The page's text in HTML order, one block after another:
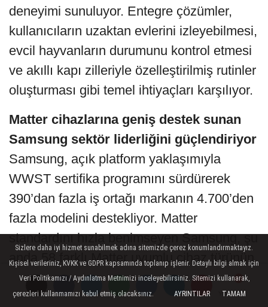
Yorumlar
Yorumlar
Yorumlar
deneyimi sunuluyor. Entegre çözümler,
kullanıcıların uzaktan evlerini izleyebilmesi,
evcil hayvanların durumunu kontrol etmesi
ve akıllı kapı zilleriyle özelleştirilmiş rutinler
oluşturması gibi temel ihtiyaçları karşılıyor.
Matter cihazlarına geniş destek sunan
Samsung sektör liderliğini güçlendiriyor
Samsung, açık platform yaklaşımıyla
WWST sertifika programını sürdürerek
390’dan fazla iş ortağı markanın 4.700’den
fazla modelini destekliyor. Matter
standardını hızla benimseyen Samsung, şu
anda 58 farklı Matter uyumlu cihaz türünün
kullanıcıların günlük yaşamına
entegrasyonunu sağlıyor.
Sizlere daha iyi hizmet sunabilmek adına sitemizde çerez konumlandırmaktayız.
Kişisel verileriniz, KVKK ve GDPR kapsamında toplanıp işlenir. Detaylı bilgi almak için
Veri Politikamızı / Aydınlatma Metnimizi inceleyebilirsiniz. Sitemizi kullanarak,
çerezleri kullanmamızı kabul etmiş olacaksınız.
AYRINTILAR TAMAM